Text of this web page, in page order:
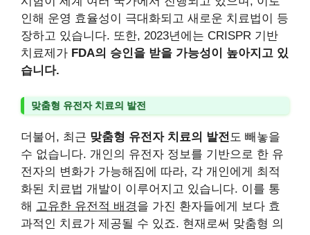
인해 운영 효율성이 극대화되고 새로운 치료법이 등
장하고 있습니다. 또한, 2023년에는 CRISPR 기반
치료제가 FDA의 승인을 받을 가능성이 높아지고 있
습니다.
맞춤형 유전자 치료의 발전
더불어, 최근 맞춤형 유전자 치료의 발전 도 빼놓을
수 없습니다. 개인의 유전자 정보를 기반으로 한 유
전자의 변화가 가능해짐에 따라, 각 개인에게 최적
화된 치료법 개발이 이루어지고 있습니다. 이를 통
해 고유한 유전적 배경을 가진 환자들에게 보다 효
과적인 치료가 제공될 수 있죠. 현재로써 맞춤형 의